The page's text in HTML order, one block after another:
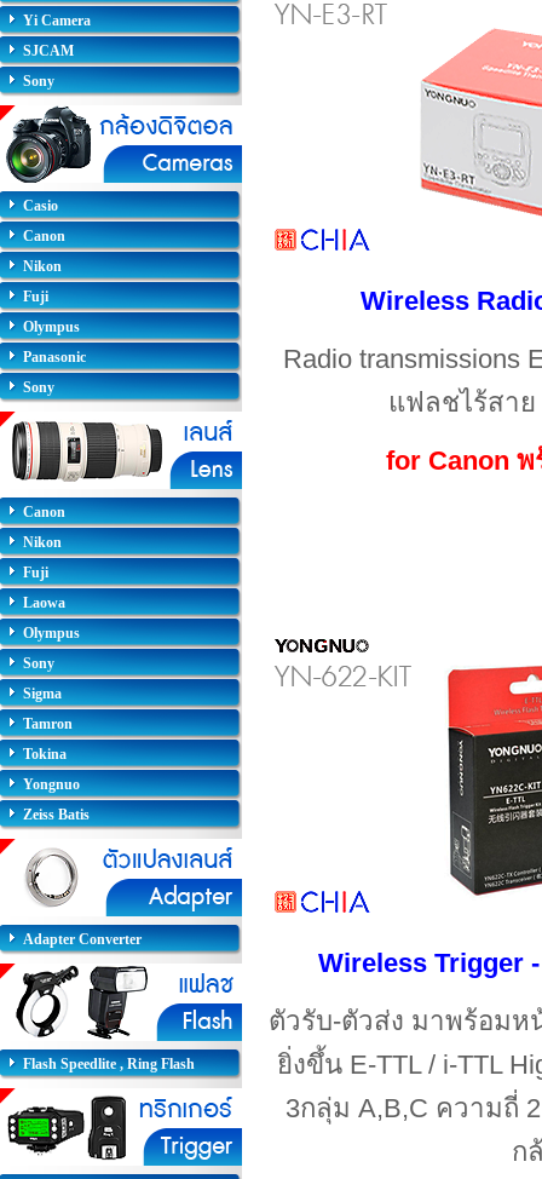
Yi Camera
SJCAM
Sony
Casio
Canon
Nikon
Fuji
Olympus
Panasonic
Sony
Canon
Nikon
Fuji
Laowa
Olympus
Sony
Sigma
Tamron
Tokina
Yongnuo
Zeiss Batis
Adapter Converter
Flash Speedlite , Ring Flash
Wireless
Radio transmissions
แฟลชไร้สาย
for Canon
Wireless Trigger
ตัวรับ-ตัวส่ง มาพร้อมห
ยิ่งขึ้น E-TTL / i-TTL
3กลุ่ม A,B,C ความถี่
ก